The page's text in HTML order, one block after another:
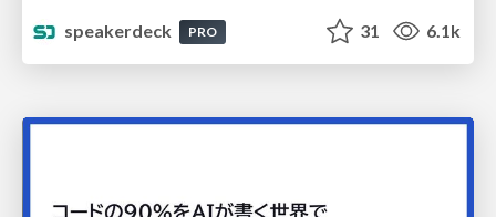
speakerdeck
PRO 31 6.1k